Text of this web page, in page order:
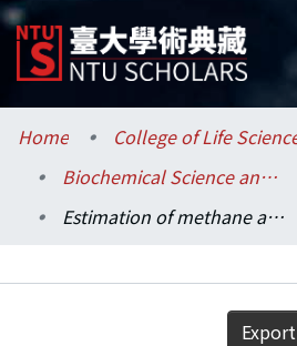
Communities & Collections
Research Outputs
Home
Biochemical Science and Technology / 生化科技學系
Estimation of methane and nitrous oxide emission from paddy fields and uplands during 1990–2000 in Taiwan
Details
Export